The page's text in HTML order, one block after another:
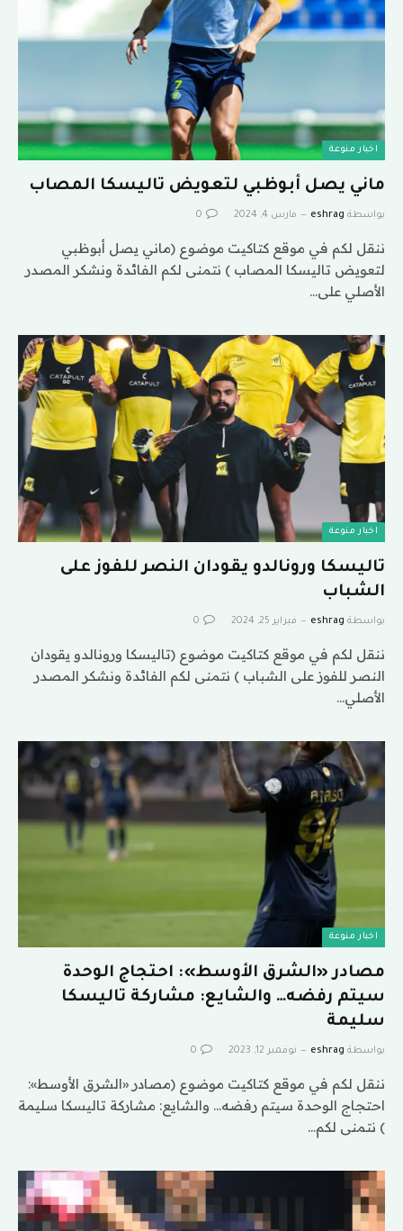
اخبار منوعة
ماني يصل أبوظبي لتعويض تاليسكا المصاب
بواسطة eshrag مارس 4, 2024 0
ننقل لكم في موقع كتاكيت موضوع (ماني يصل أبوظبي
لتعويض تاليسكا المصاب ) نتمنى لكم الفائدة ونشكر المصدر
الأصلي على…
اخبار منوعة
تاليسكا ورونالدو يقودان النصر للفوز على
الشباب
بواسطة eshrag فبراير 25, 2024 0
ننقل لكم في موقع كتاكيت موضوع (تاليسكا ورونالدو يقودان
النصر للفوز على الشباب ) نتمنى لكم الفائدة ونشكر المصدر
الأصلي…
اخبار منوعة
مصادر «الشرق الأوسط»: احتجاج الوحدة
سيتم رفضه… والشايع: مشاركة تاليسكا
سليمة
بواسطة eshrag نوفمبر 12, 2023 0
ننقل لكم في موقع كتاكيت موضوع (مصادر «الشرق الأوسط»:
احتجاج الوحدة سيتم رفضه… والشايع: مشاركة تاليسكا سليمة
) نتمنى لكم…